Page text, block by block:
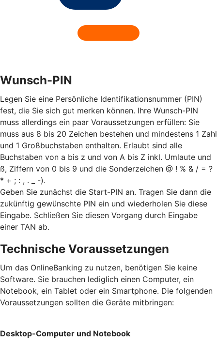
Wunsch-PIN
Legen Sie eine Persönliche Identifikationsnummer (PIN)
fest, die Sie sich gut merken können. Ihre Wunsch-PIN
muss allerdings ein paar Voraussetzungen erfüllen: Sie
muss aus 8 bis 20 Zeichen bestehen und mindestens 1 Zahl
und 1 Großbuchstaben enthalten. Erlaubt sind alle
Buchstaben von a bis z und von A bis Z inkl. Umlaute und
ß, Ziffern von 0 bis 9 und die Sonderzeichen @ ! % & / = ?
* + ; : , . _ -).
Geben Sie zunächst die Start-PIN an. Tragen Sie dann die
zukünftig gewünschte PIN ein und wiederholen Sie diese
Eingabe. Schließen Sie diesen Vorgang durch Eingabe
einer TAN ab.
Technische Voraussetzungen
Um das OnlineBanking zu nutzen, benötigen Sie keine
Software. Sie brauchen lediglich einen Computer, ein
Notebook, ein Tablet oder ein Smartphone. Die folgenden
Voraussetzungen sollten die Geräte mitbringen:
Desktop-Computer und Notebook